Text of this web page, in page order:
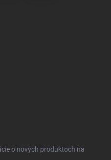
o nových produktoch na